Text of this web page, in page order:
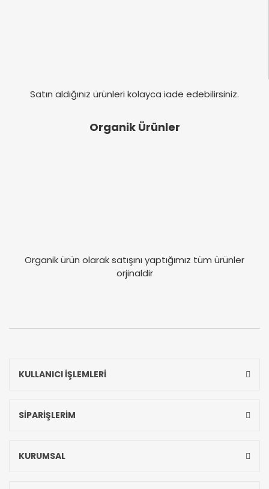
Satın aldığınız ürünleri kolayca iade edebilirsiniz.
Organik Ürünler
Organik ürün olarak satışını yaptığımız tüm ürünler
orjinaldir
KULLANICI İŞLEMLERİ
SİPARİŞLERİM
KURUMSAL